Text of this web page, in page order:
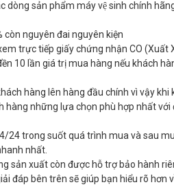
dòng sản phẩm máy vệ sinh chính
còn nguyên đai nguyên kiện
trực tiếp giấy chứng nhận CO (Xuất
10 lần giá trị mua hàng nếu khách
hàng lên hàng đầu chính vì vậy khi
hàng những lựa chọn phù hợp nhất
24 trong suốt quá trình mua và sau
nhất.
sản xuất còn được hỗ trợ bảo hành
đáp bên trên sẽ giúp bạn hiểu rõ hơn